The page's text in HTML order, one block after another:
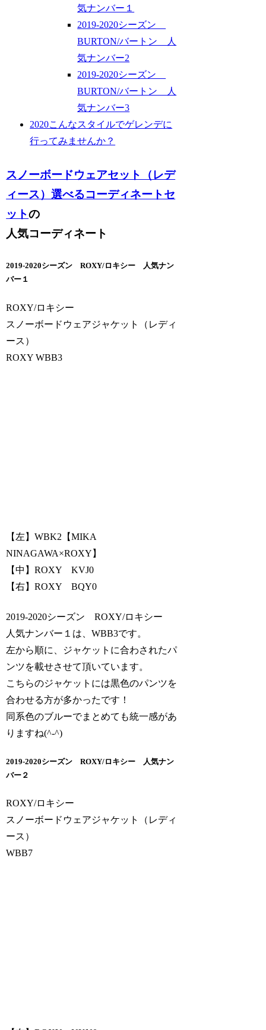
気ナンバー１
2019-2020シーズン
BURTON/バートン 人
気ナンバー2
2019-2020シーズン
BURTON/バートン 人
気ナンバー3
2020こんなスタイルでゲレンデに
行ってみませんか？
スノーボードウェアセット（レデ
ィース）選べるコーディネートセ
ットの
人気コーディネート
2019-2020シーズン ROXY/ロキシー 人気ナン
バー１
ROXY/ロキシー
スノーボードウェアジャケット（レディ
ース）
ROXY WBB3
【左】WBK2【MIKA
NINAGAWA×ROXY】
【中】ROXY KVJ0
【右】ROXY BQY0
2019-2020シーズン ROXY/ロキシー
人気ナンバー１は、WBB3です。
左から順に、ジャケットに合わされたパ
ンツを載せさせて頂いています。
こちらのジャケットには黒色のパンツを
合わせる方が多かったです！
同系色のブルーでまとめても統一感があ
りますね(^-^)
2019-2020シーズン ROXY/ロキシー 人気ナン
バー２
ROXY/ロキシー
スノーボードウェアジャケット（レディ
ース）
WBB7